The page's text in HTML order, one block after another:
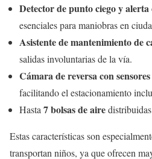
Detector de punto ciego y
esenciales para maniobras en
Asistente de mantenimiento de
salidas involuntarias de la vía.
Cámara de reversa con
facilitando el estacionamiento
Hasta 7 bolsas de aire
Estas características son
transportan niños, ya que ofrecen